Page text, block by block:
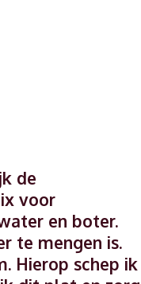
de
voor
en boter.
te mengen is.
Hierop schep ik